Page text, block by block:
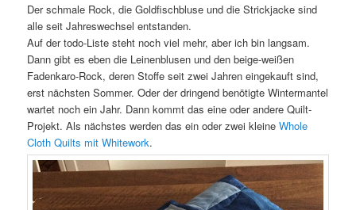
Der schmale Rock, die Goldfischbluse und die Strickjacke sind
alle seit Jahreswechsel entstanden.
Auf der todo-Liste steht noch viel mehr, aber ich bin langsam.
Dann gibt es eben die Leinenblusen und den beige-weißen
Fadenkaro-Rock, deren Stoffe seit zwei Jahren eingekauft sind,
erst nächsten Sommer. Oder der dringend benötigte Wintermantel
wartet noch ein Jahr. Dann kommt das eine oder andere Quilt-
Projekt. Als nächstes werden das ein oder zwei kleineWhole
Cloth Quilts mit Whitework.